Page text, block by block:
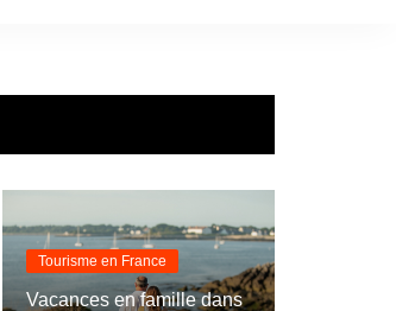
Tourisme en France
Vacances en famille dans